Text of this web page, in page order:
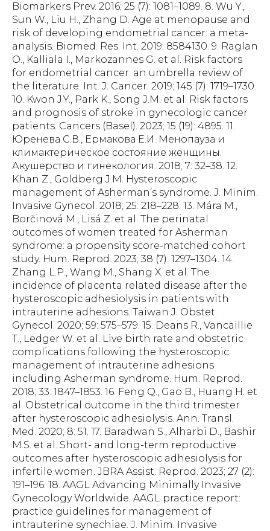
Biomarkers Prev. 2016; 25 (7): 1081–1089. 8. Wu Y.,
Sun W., Liu H., Zhang D. Age at menopause and
risk of developing endometrial cancer: a meta-
analysis. Biomed. Res. Int. 2019; 8584130. 9. Raglan
O., Kalliala I., Markozannes G. et al. Risk factors
for endometrial cancer: an umbrella review of
the literature. Int. J. Cancer. 2019; 145 (7): 1719–1730.
10. Kwon J.Y., Park K., Song J.M. et al. Risk factors
and prognosis of stroke in gynecologic cancer
patients. Cancers (Basel). 2023; 15 (19): 4895. 11.
Юренева С.В., Ермакова Е.И. Менопауза и
климактерическое состояние женщины.
Акушерство и гинекология. 2018; 7: 32–38. 12.
Khan Z., Goldberg J.M. Hysteroscopic
management of Asherman’s syndrome. J. Minim.
Invasive Gynecol. 2018; 25: 218–228. 13. Mára M.,
Borčinová M., Lisá Z. et al. The perinatal
outcomes of women treated for Asherman
syndrome: a propensity score-matched cohort
study. Hum. Reprod. 2023; 38 (7): 1297–1304. 14.
Zhang L.P., Wang M., Shang X. et al. The
incidence of placenta related disease after the
hysteroscopic adhesiolysis in patients with
intrauterine adhesions. Taiwan J. Obstet.
Gynecol. 2020; 59: 575–579. 15. Deans R., Vancaillie
T., Ledger W. et al. Live birth rate and obstetric
complications following the hysteroscopic
management of intrauterine adhesions
including Asherman syndrome. Hum. Reprod.
2018; 33: 1847–1853. 16. Feng Q., Gao B., Huang H. et
al. Obstetrical outcome in the third trimester
after hysteroscopic adhesiolysis. Ann. Transl.
Med. 2020; 8: 51. 17. Baradwan S., Alharbi D., Bashir
M.S. et al. Short- and long-term reproductive
outcomes after hysteroscopic adhesiolysis for
infertile women. JBRA Assist. Reprod. 2023; 27 (2):
191–196. 18. AAGL Advancing Minimally Invasive
Gynecology Worldwide. AAGL practice report:
practice guidelines for management of
intrauterine synechiae. J. Minim. Invasive